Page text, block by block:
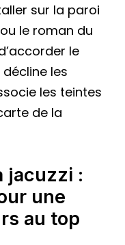
sur la paroi
le roman du
le
les
les teintes
de la
jacuzzi :
une
au top